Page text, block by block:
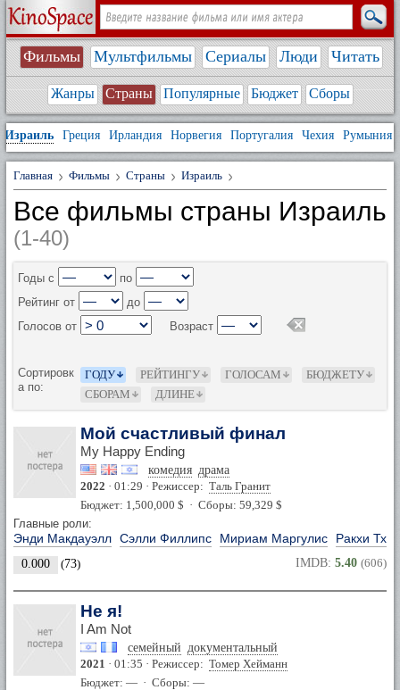
Фильмы Мультфильмы Сериалы Люди Читать
Жанры Страны Популярные Бюджет Сборы
Израиль Греция Ирландия Норвегия Португалия Чехия Румыния
Главная Фильмы Страны Израиль
Все фильмы страны Израиль
(1-40)
Годы с
по
Рейтинг от
до
Голосов от
Возраст
Сортировк
а по:
ГОДУ РЕЙТИНГУ ГОЛОСАМ
БЮДЖЕТУ
СБОРАМ
ДЛИНЕ
Мой счастливый финал
My Happy Ending
комедия драма
2022 · 01:29 · Режиссер: Таль Гранит
Бюджет: 1,500,000 $ · Сборы: 59,329 $
Главные роли:
Энди Макдауэлл Сэлли Филлипс Мириам Маргулис Ракхи
0.000 (73) IMDB: 5.40 (606)
Не я!
I Am Not
семейный документальный
2021 · 01:35 · Режиссер: Томер Хейманн
Бюджет: — · Сборы: —